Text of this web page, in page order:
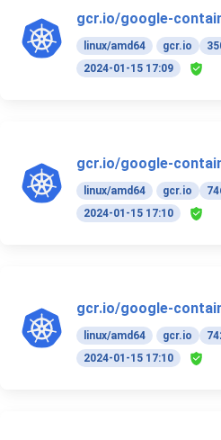
gcr.io/google-
linux/amd64 gcr.io
2024-01-15 17:09
gcr.io/google-
linux/amd64 gcr.io
2024-01-15 17:10
gcr.io/google-
linux/amd64 gcr.io
2024-01-15 17:10